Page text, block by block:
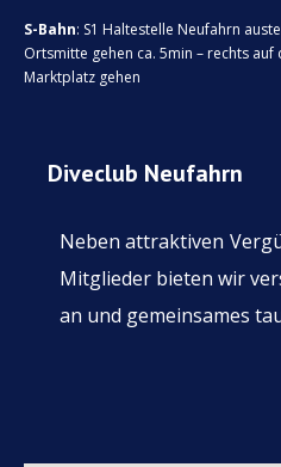
S-Bahn: S1 Haltestelle Neufahrn
Ortsmitte gehen ca. 5min – rechts
Marktplatz gehen
Diveclub Neufahrn
Neben attraktiven
Mitglieder bieten wir
an und gemeinsames